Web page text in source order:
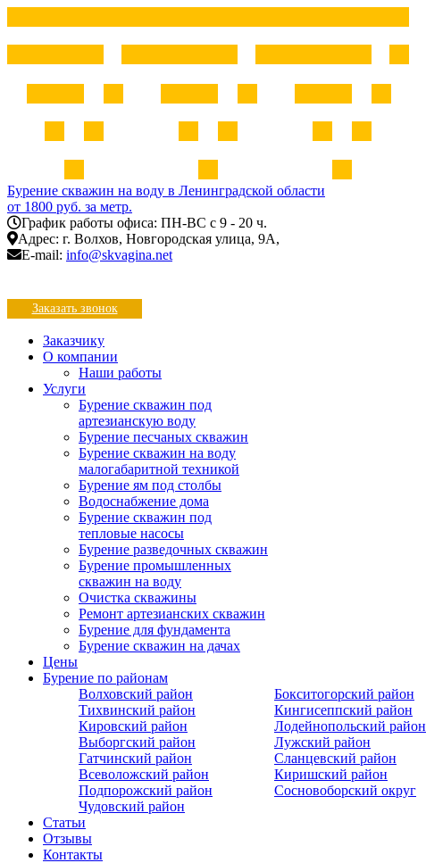
Бурение скважин на воду в Ленинградской области
от 1800 руб. за метр.
График работы офиса: ПН-ВС с 9 - 20 ч.
Адрес: г. Волхов, Новгородская улица, 9А,
E-mail: info@skvagina.net
Заказать звонок
Заказчику
О компании
Наши работы
Услуги
Бурение скважин под
артезианскую воду
Бурение песчаных скважин
Бурение скважин на воду
малогабаритной техникой
Бурение ям под столбы
Водоснабжение дома
Бурение скважин под
тепловые насосы
Бурение разведочных скважин
Бурение промышленных
скважин на воду
Очистка скважины
Ремонт артезианских скважин
Бурение для фундамента
Бурение скважин на дачах
Цены
Бурение по районам
Волховский район
Бокситогорский район
Тихвинский район
Кингисеппский район
Кировский район
Лодейнопольский район
Выборгский район
Лужский район
Гатчинский район
Сланцевский район
Всеволожский район
Киришский район
Подпорожский район
Сосновоборский округ
Чудовский район
Статьи
Отзывы
Контакты